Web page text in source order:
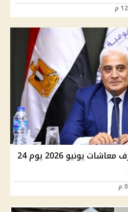
الحكومة تعلن رسميًا صرف معاشات يونيو 2026 يوم 24